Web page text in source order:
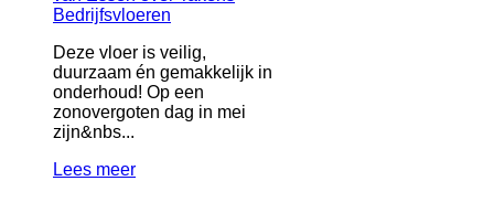
Deze vloer is veilig,
duurzaam én gemakkelijk in
onderhoud! Op een
zonovergoten dag in mei
zijn&nbs...
Lees meer